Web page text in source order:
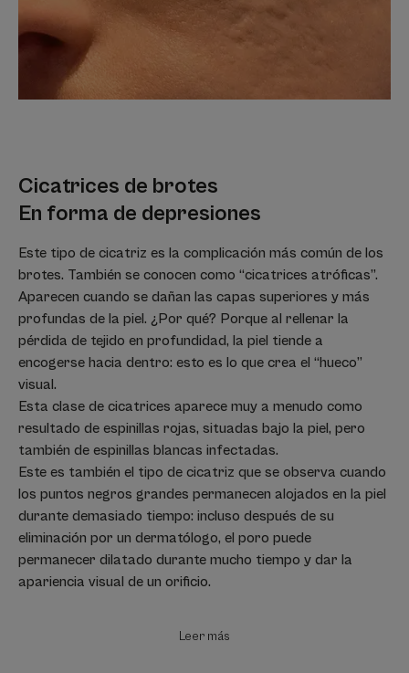
Cicatrices de brotes
En forma de depresiones
Este tipo de cicatriz es la complicación más común de los
brotes. También se conocen como “cicatrices atróficas”.
Aparecen cuando se dañan las capas superiores y más
profundas de la piel. ¿Por qué? Porque al rellenar la
pérdida de tejido en profundidad, la piel tiende a
encogerse hacia dentro: esto es lo que crea el “hueco”
visual.
Esta clase de cicatrices aparece muy a menudo como
resultado de espinillas rojas, situadas bajo la piel, pero
también de espinillas blancas infectadas.
Este es también el tipo de cicatriz que se observa cuando
los puntos negros grandes permanecen alojados en la piel
durante demasiado tiempo: incluso después de su
eliminación por un dermatólogo, el poro puede
permanecer dilatado durante mucho tiempo y dar la
apariencia visual de un orificio.
Leer más